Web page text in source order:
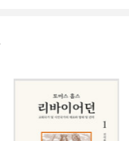
국 지식인들의 문
숲의 상형문자》, 《황
다.
장 위대한 형이상학
생일을 기리는 글
오는 폭풍은, 수천
는 폭풍과 마찬가지